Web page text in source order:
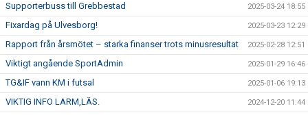
Supporterbuss till Grebbestad 2025-03-24 18:55
Fixardag på Ulvesborg! 2025-03-23 12:29
Rapport från årsmötet – starka finanser trots minusresultat 2025-02-28 12:51
Viktigt angående SportAdmin 2025-01-29 16:46
TG&IF vann KM i futsal 2025-01-06 19:13
VIKTIG INFO LARM,LÄS. 2024-12-20 11:44